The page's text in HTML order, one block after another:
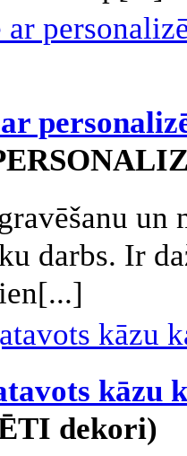
un
darbs. Ir
kāzu
dekori)